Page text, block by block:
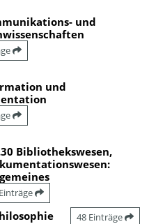
und
und
Bibliothekswesen,
48 Einträge